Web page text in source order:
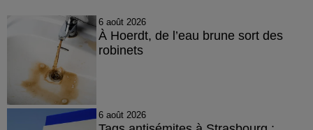
6 août 2026
À Hoerdt, de l’eau brune sort des
robinets
6 août 2026